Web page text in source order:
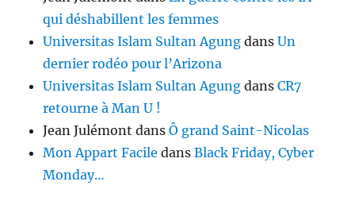
qui déshabillent les femmes
Universitas Islam Sultan Agung dansUn
dernier rodéo pour l’Arizona
Universitas Islam Sultan Agung dansCR7
retourne à Man U !
Jean Julémont dansÔ grand Saint-Nicolas
Mon Appart Facile dansBlack Friday, Cyber
Monday…